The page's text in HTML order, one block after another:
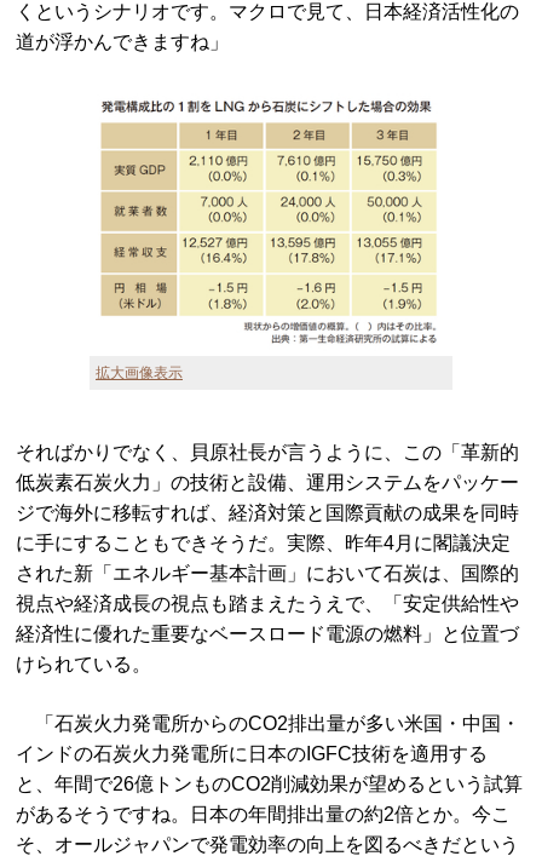
くというシナリオです。マクロで見て、日本経済活性化の
道が浮かんできますね」
拡大画像表示
そればかりでなく、貝原社長が言うように、この「革新的
低炭素石炭火力」の技術と設備、運用システムをパッケー
ジで海外に移転すれば、経済対策と国際貢献の成果を同時
に手にすることもできそうだ。実際、昨年4月に閣議決定
された新「エネルギー基本計画」において石炭は、国際的
視点や経済成長の視点も踏まえたうえで、「安定供給性や
経済性に優れた重要なベースロード電源の燃料」と位置づ
けられている。
「石炭火力発電所からのCO2排出量が多い米国・中国・
インドの石炭火力発電所に日本のIGFC技術を適用する
と、年間で26億トンものCO2削減効果が望めるという試算
があるそうですね。日本の年間排出量の約2倍とか。今こ
そ、オールジャパンで発電効率の向上を図るべきだという